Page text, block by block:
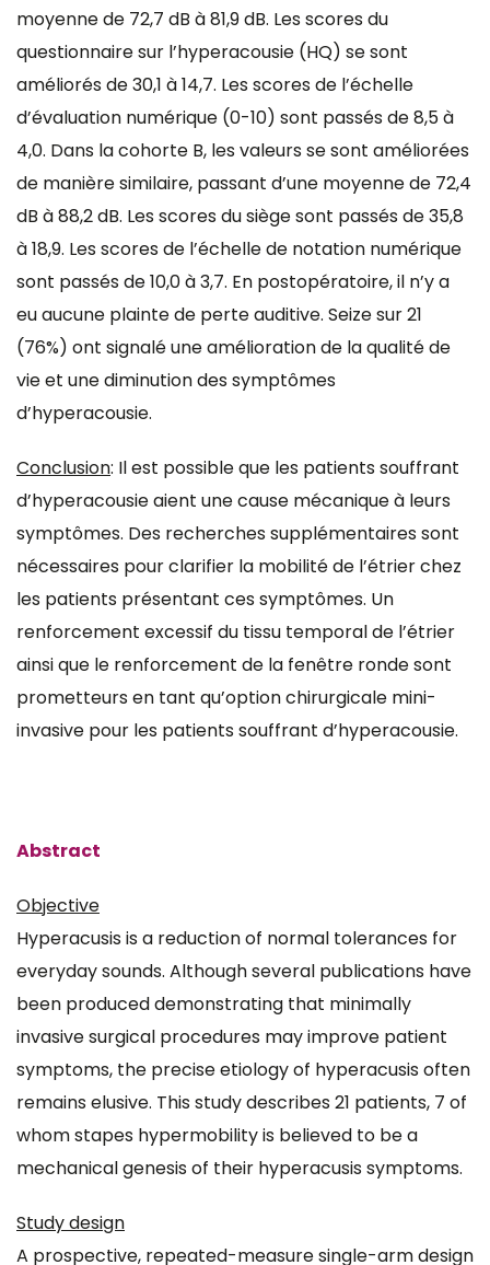
moyenne de 72,7 dB à 81,9 dB. Les scores du
questionnaire sur l’hyperacousie (HQ) se sont
améliorés de 30,1 à 14,7. Les scores de l’échelle
d’évaluation numérique (0-10) sont passés de 8,5 à
4,0. Dans la cohorte B, les valeurs se sont améliorées
de manière similaire, passant d’une moyenne de 72,4
dB à 88,2 dB. Les scores du siège sont passés de 35,8
à 18,9. Les scores de l’échelle de notation numérique
sont passés de 10,0 à 3,7. En postopératoire, il n’y a
eu aucune plainte de perte auditive. Seize sur 21
(76%) ont signalé une amélioration de la qualité de
vie et une diminution des symptômes
d’hyperacousie.
Conclusion: Il est possible que les patients souffrant
d’hyperacousie aient une cause mécanique à leurs
symptômes. Des recherches supplémentaires sont
nécessaires pour clarifier la mobilité de l’étrier chez
les patients présentant ces symptômes. Un
renforcement excessif du tissu temporal de l’étrier
ainsi que le renforcement de la fenêtre ronde sont
prometteurs en tant qu’option chirurgicale mini-
invasive pour les patients souffrant d’hyperacousie.
Abstract
Objective
Hyperacusis is a reduction of normal tolerances for
everyday sounds. Although several publications have
been produced demonstrating that minimally
invasive surgical procedures may improve patient
symptoms, the precise etiology of hyperacusis often
remains elusive. This study describes 21 patients, 7 of
whom stapes hypermobility is believed to be a
mechanical genesis of their hyperacusis symptoms.
Study design
A prospective, repeated-measure single-arm design